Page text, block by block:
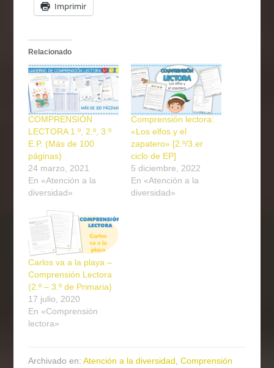
Imprimir
Relacionado
COMPRENSIÓN
LECTORA 1.º, 2.º, 3.º
E.P. (Más de 100
páginas)
24 marzo, 2021
En «Atención a la
diversidad»
Comprensión lectora:
«Los elfos y el
zapatero» [2.º/3.er
ciclo de EP]
5 diciembre, 2022
En «Atención a la
diversidad»
Carlos va a la playa –
Comprensión Lectora
(2.º – 3.º de Primaria)
17 julio, 2020
En «Comprensión
lectora»
Archivado en:Atención a la diversidad ,Comprensión